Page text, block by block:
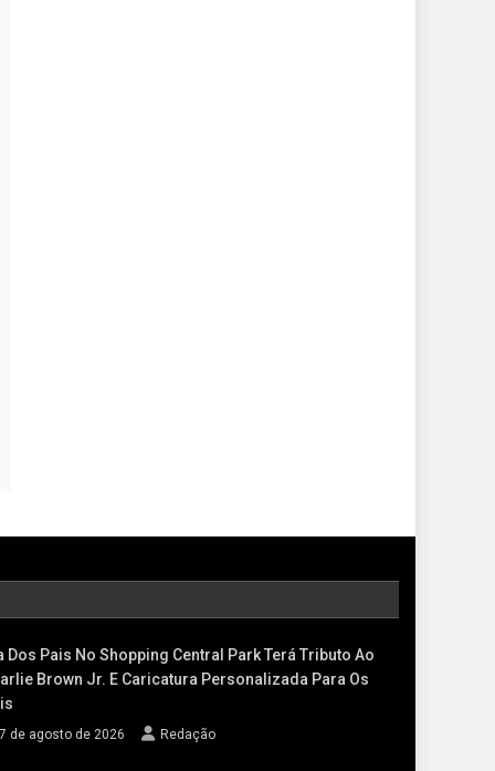
Dos Pais No Shopping Central Park Terá Tributo Ao
Brown Jr. E Caricatura Personalizada Para Os
de agosto de 2026 Redação